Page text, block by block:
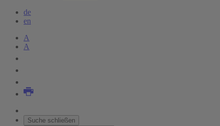
de
en
A
A
Suche schließen